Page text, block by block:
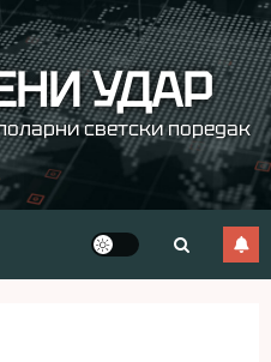
УДАР
светски поредак